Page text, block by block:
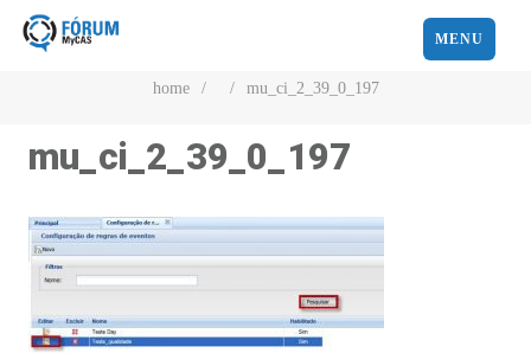
MENU
home / / mu_ci_2_39_0_197
mu_ci_2_39_0_197